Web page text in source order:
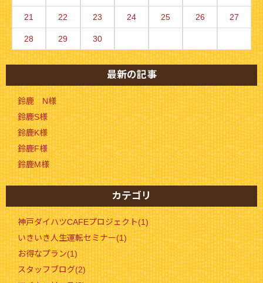
21 22 23 24 25 26 27
28 29 30
最新の記事
鈴鹿 N様
鈴鹿S様
鈴鹿K様
鈴鹿F様
鈴鹿M様
カテゴリ
神戸ダイハツCAFEプロジェクト(1)
いきいき人生運転セミナー(1)
お得なプラン(1)
スタッフブログ(2)